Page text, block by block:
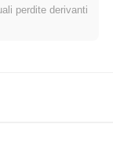
che ha registrato
perdite derivanti